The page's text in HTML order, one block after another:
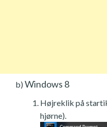
b) Windows 8
Højreklik på
hjørne).